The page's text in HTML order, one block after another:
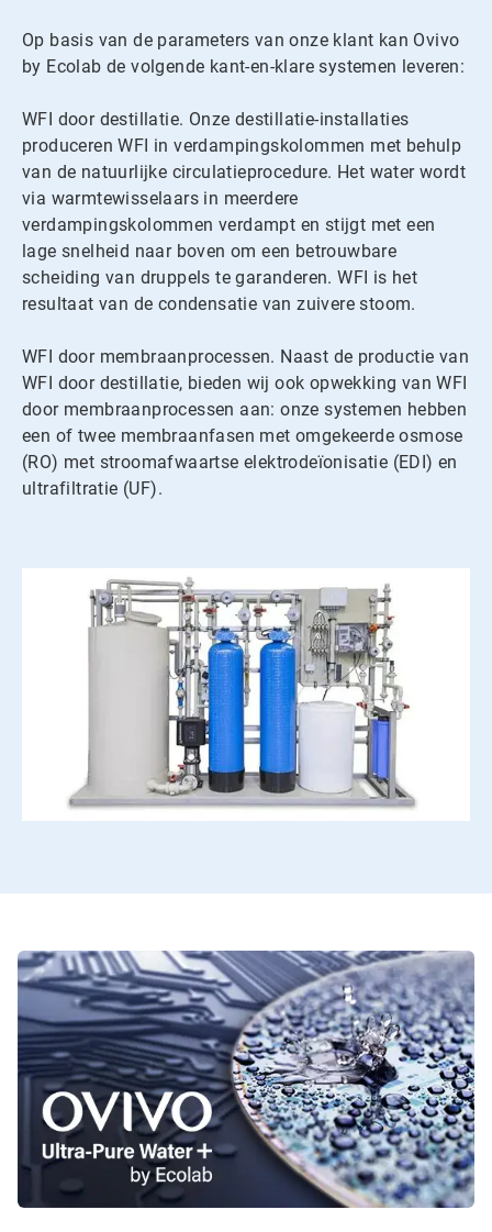
Op basis van de parameters van onze klant kan Ovivo
by Ecolab de volgende kant-en-klare systemen leveren:
WFI door destillatie. Onze destillatie-installaties
produceren WFI in verdampingskolommen met behulp
van de natuurlijke circulatieprocedure. Het water wordt
via warmtewisselaars in meerdere
verdampingskolommen verdampt en stijgt met een
lage snelheid naar boven om een betrouwbare
scheiding van druppels te garanderen. WFI is het
resultaat van de condensatie van zuivere stoom.
WFI door membraanprocessen. Naast de productie van
WFI door destillatie, bieden wij ook opwekking van WFI
door membraanprocessen aan: onze systemen hebben
een of twee membraanfasen met omgekeerde osmose
(RO) met stroomafwaartse elektrodeïonisatie (EDI) en
ultrafiltratie (UF).